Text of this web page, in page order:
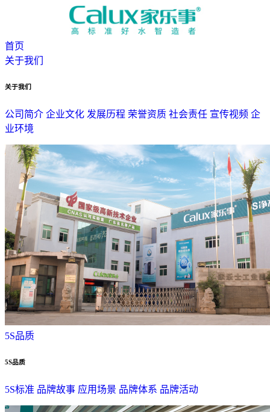
首页
关于我们
关于我们
公司简介 企业文化 发展历程 荣誉资质 社会责任 宣传视频 企
业环境
5S品质
5S品质
5S标准 品牌故事 应用场景 品牌体系 品牌活动